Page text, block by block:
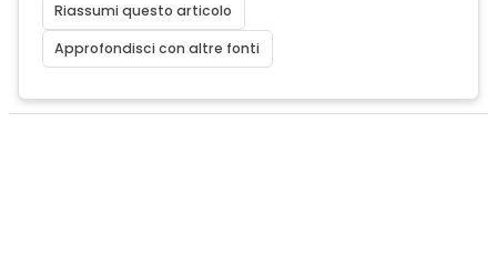
Riassumi questo articolo
Approfondisci con altre fonti